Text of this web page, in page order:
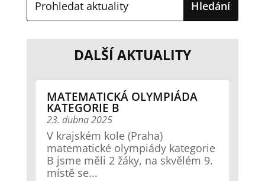
DALŠÍ AKTUALITY
MATEMATICKÁ OLYMPIÁDA
KATEGORIE B
23. dubna 2025
V krajském kole (Praha)
matematické olympiády kategorie
B jsme měli 2 žáky, na skvělém 9.
místě se...